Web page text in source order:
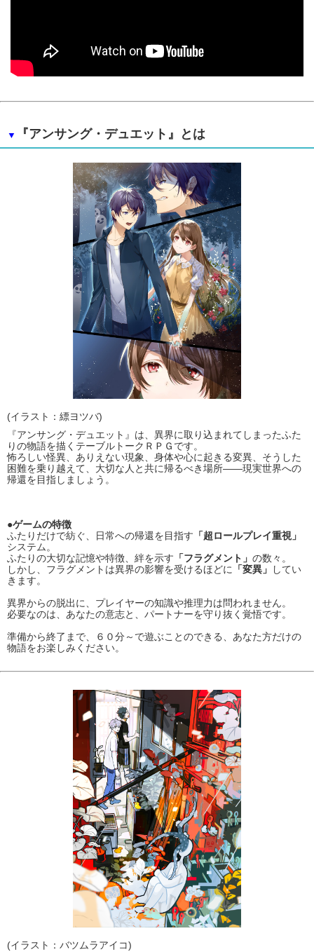
▼ 『アンサング・デュエット』とは
(イラスト：縹ヨツバ)
『アンサング・デュエット』は、異界に取り込まれてしまったふた
りの物語を描くテーブルトークＲＰＧです。
怖ろしい怪異、ありえない現象、身体や心に起きる変異、そうした
困難を乗り越えて、大切な人と共に帰るべき場所――現実世界への
帰還を目指しましょう。
●ゲームの特徴
ふたりだけで紡ぐ、日常への帰還を目指す 「超ロールプレイ重視」
システム。
ふたりの大切な記憶や特徴、絆を示す 「フラグメント」 の数々。
しかし、フラグメントは異界の影響を受けるほどに
「変異」
してい
きます。
異界からの脱出に、プレイヤーの知識や推理力は問われません。
必要なのは、あなたの意志と、パートナーを守り抜く覚悟です。
準備から終了まで、６０分～で遊ぶことのできる、あなた方だけの
物語をお楽しみください。
(イラスト：バツムラアイコ)